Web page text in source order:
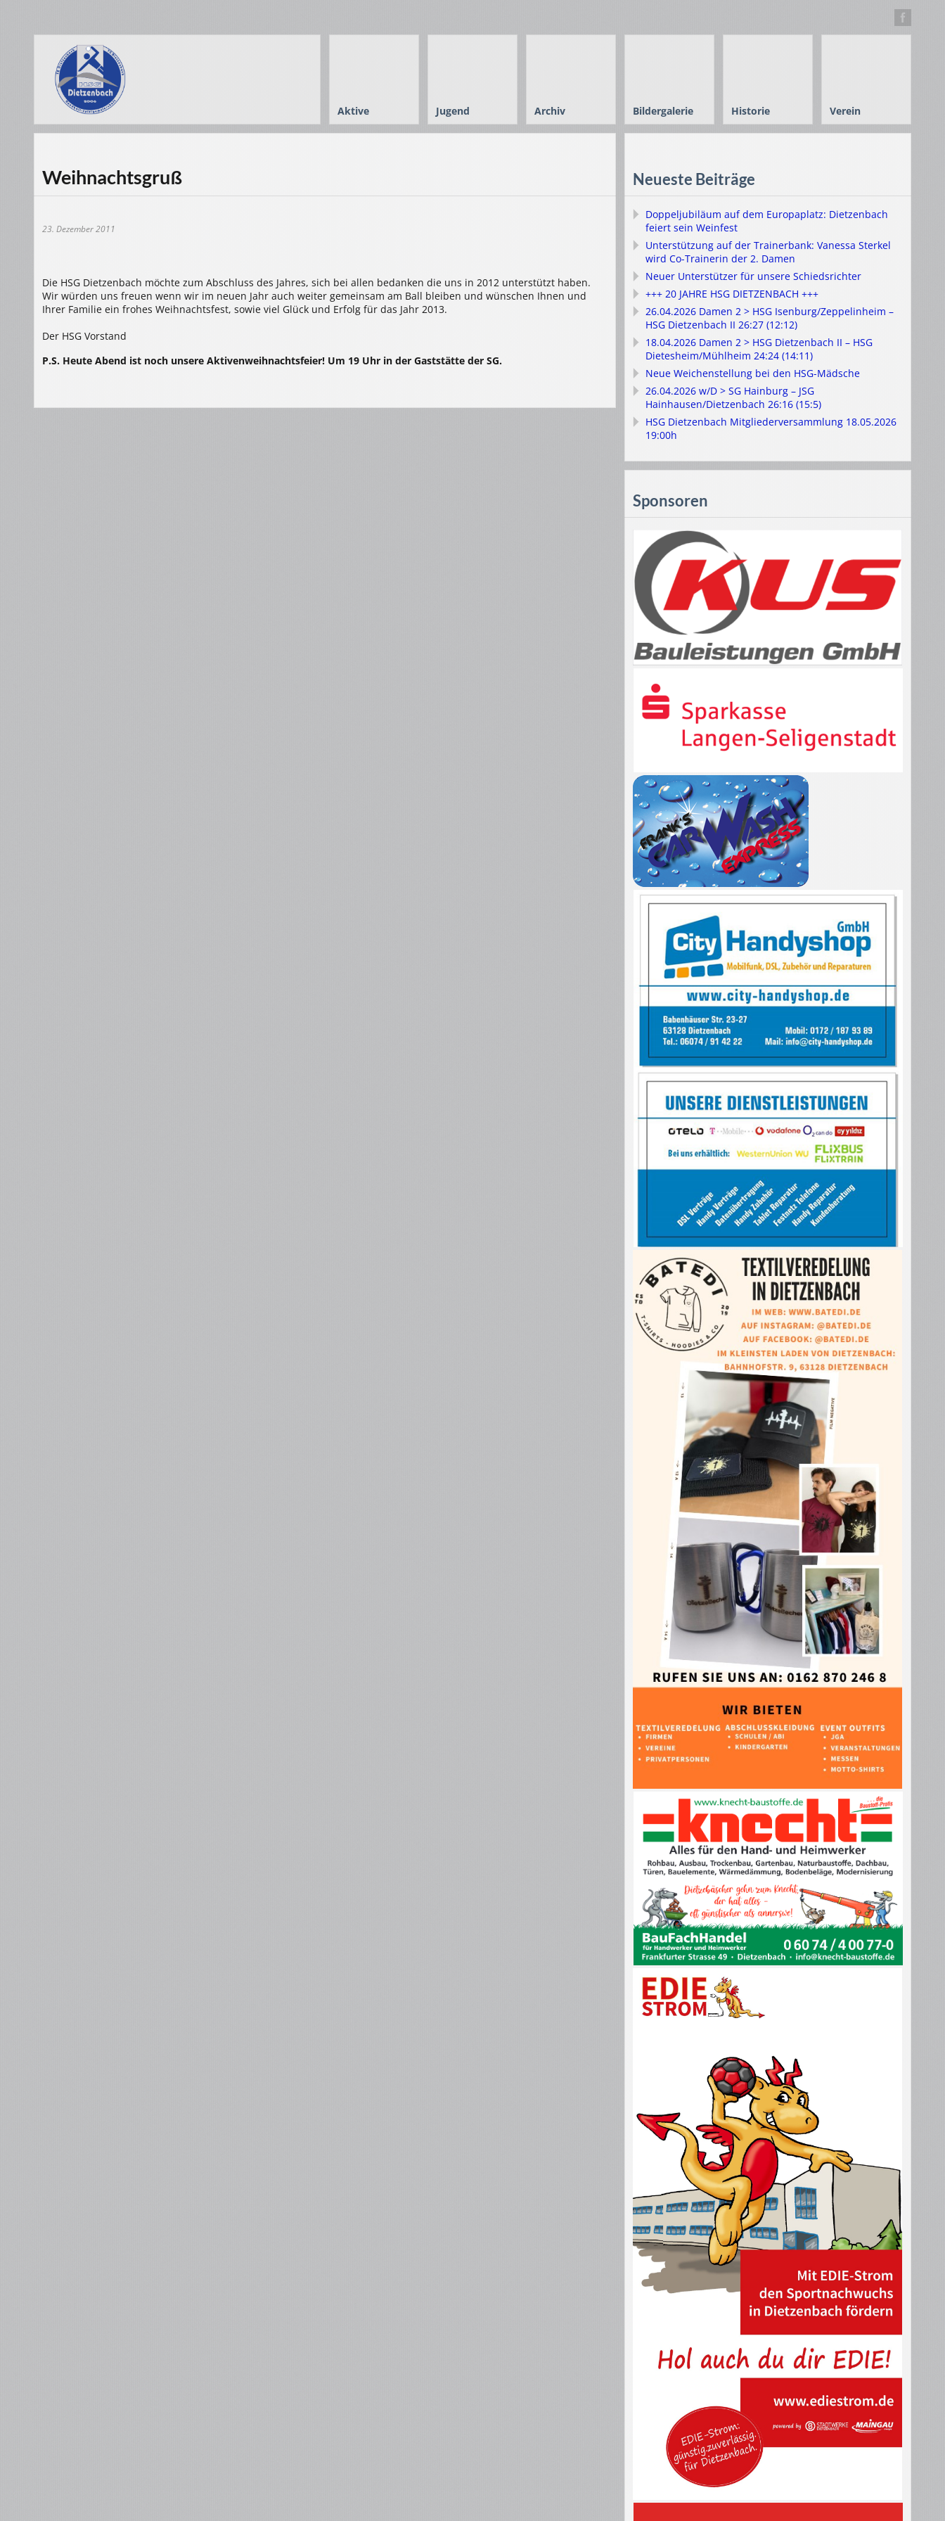
Aktive Jugend Archiv Bildergalerie Historie Verein
Weihnachtsgruß
23. Dezember 2011
Die HSG Dietzenbach möchte zum Abschluss des Jahres, sich bei allen bedanken die uns in 2012 unterstützt haben.
Wir würden uns freuen wenn wir im neuen Jahr auch weiter gemeinsam am Ball bleiben und wünschen Ihnen und
Ihrer Familie ein frohes Weihnachtsfest, sowie viel Glück und Erfolg für das Jahr 2013.
Der HSG Vorstand
P.S. Heute Abend ist noch unsere Aktivenweihnachtsfeier! Um 19 Uhr in der Gaststätte der SG.
Neueste Beiträge
Doppeljubiläum auf dem Europaplatz: Dietzenbach
feiert sein Weinfest
Unterstützung auf der Trainerbank: Vanessa Sterkel
wird Co-Trainerin der 2. Damen
Neuer Unterstützer für unsere Schiedsrichter
+++ 20 JAHRE HSG DIETZENBACH +++
26.04.2026 Damen 2 > HSG Isenburg/Zeppelinheim –
HSG Dietzenbach II 26:27 (12:12)
18.04.2026 Damen 2 > HSG Dietzenbach II – HSG
Dietesheim/Mühlheim 24:24 (14:11)
Neue Weichenstellung bei den HSG-Mädsche
26.04.2026 w/D > SG Hainburg – JSG
Hainhausen/Dietzenbach 26:16 (15:5)
HSG Dietzenbach Mitgliederversammlung 18.05.2026
19:00h
Sponsoren